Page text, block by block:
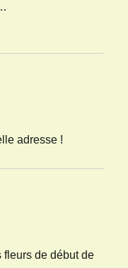
adresse !
fleurs de début de